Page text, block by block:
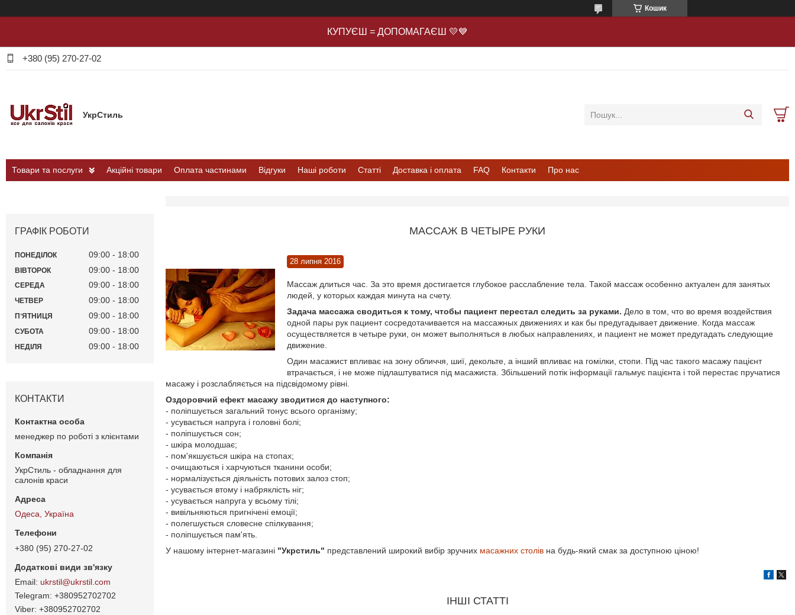
Кошик
КУПУЄШ = ДОПОМАГАЄШ 💛💙
+380 (95) 270-27-02
УкрСтиль
Товари та послуги Акційні товари Оплата частинами Відгуки Наші роботи Статті Доставка і оплата FAQ Контакти Про нас
МАССАЖ В ЧЕТЫРЕ РУКИ
28 липня 2016
Массаж длиться час. За это время достигается глубокое расслабление тела. Такой массаж особенно актуален для занятых
людей, у которых каждая минута на счету.
Задача массажа сводиться к тому, чтобы пациент перестал следить за руками. Дело в том, что во время воздействия
одной пары рук пациент сосредотачивается на массажных движениях и как бы предугадывает движение. Когда массаж
осуществляется в четыре руки, он может выполняться в любых направлениях, и пациент не может предугадать следующие
движение.
Один масажист впливає на зону обличчя, шиї, декольте, а інший впливає на гомілки, стопи. Під час такого масажу пацієнт
втрачається, і не може підлаштуватися під масажиста. Збільшений потік інформації гальмує пацієнта і той перестає пручатися
масажу і розслабляється на підсвідомому рівні.
Оздоровчий ефект масажу зводитися до наступного:
- поліпшується загальний тонус всього організму;
- усувається напруга і головні болі;
- поліпшується сон;
- шкіра молодшає;
- пом'якшується шкіра на стопах;
- очищаються і харчуються тканини особи;
- нормалізується діяльність потових залоз стоп;
- усувається втому і набряклість ніг;
- усувається напруга у всьому тілі;
- вивільняються пригнічені емоції;
- полегшується словесне спілкування;
- поліпшується пам'ять.
У нашому інтернет-магазині "Укрстиль" представлений широкий вибір зручних масажних столів на будь-який смак за доступною ціною!
ІНШІ СТАТТІ
ГРАФІК РОБОТИ
ПОНЕДІЛОК 09:00 18:00
ВІВТОРОК 09:00 18:00
СЕРЕДА 09:00 18:00
ЧЕТВЕР 09:00 18:00
ПʼЯТНИЦЯ 09:00 18:00
СУБОТА 09:00 18:00
НЕДІЛЯ 09:00 18:00
КОНТАКТИ
менеджер по роботі з клієнтами
УкрСтиль - обладнання для
салонів краси
Одеса, Україна
+380 (95) 270-27-02
ukrstil@ukrstil.com
+380952702702
+380952702702